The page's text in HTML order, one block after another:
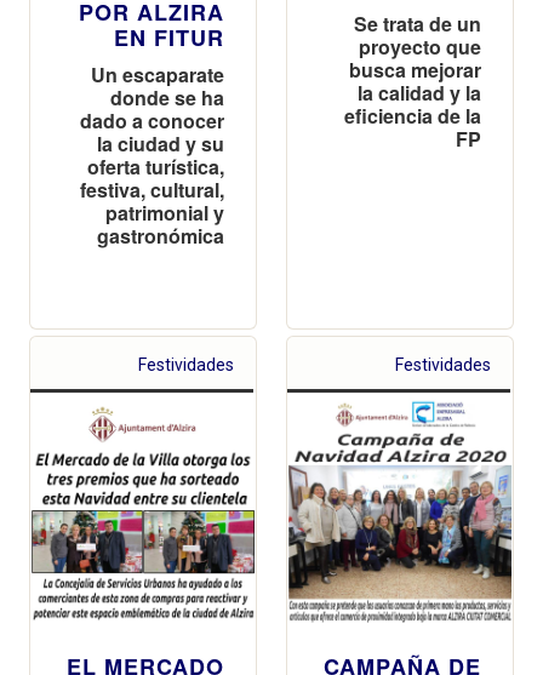
POR ALZIRA
EN FITUR
Un escaparate
donde se ha
dado a conocer
la ciudad y su
oferta turística,
festiva, cultural,
patrimonial y
gastronómica
Se trata de un
proyecto que
busca mejorar
la calidad y la
eficiencia de la
FP
Festividades
EL MERCADO
Festividades
CAMPAÑA DE